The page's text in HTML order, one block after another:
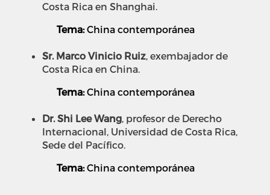
Costa Rica en Shanghai.
Tema:China contemporánea
Sr. Marco Vinicio Ruiz, exembajador de
Costa Rica en China.
Tema:China contemporánea
Dr. Shi Lee Wang, profesor de Derecho
Internacional, Universidad de Costa Rica,
Sede del Pacífico.
Tema:China contemporánea